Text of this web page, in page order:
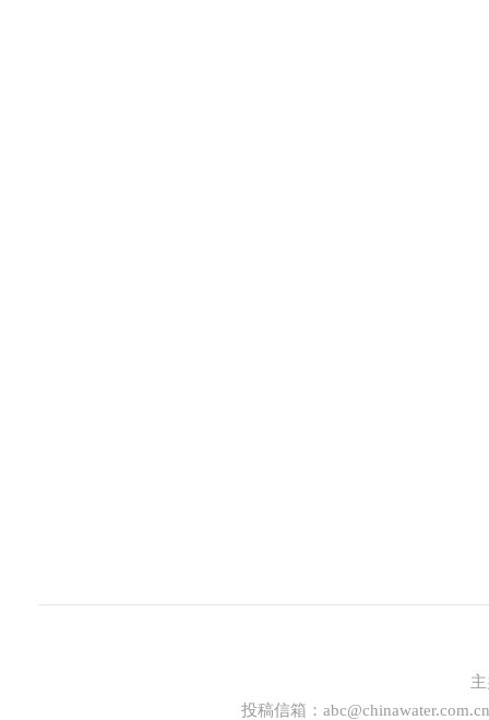
投稿信箱： abc@chinawater.com.cn